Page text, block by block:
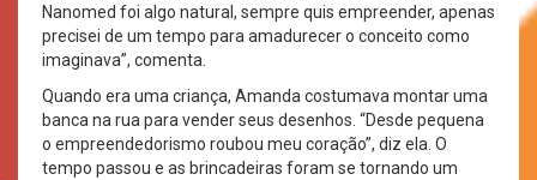
Nanomed foi algo natural, sempre quis empreender, apenas
precisei de um tempo para amadurecer o conceito como
imaginava”, comenta.
Quando era uma criança, Amanda costumava montar uma
banca na rua para vender seus desenhos. “Desde pequena
o empreendedorismo roubou meu coração”, diz ela. O
tempo passou e as brincadeiras foram se tornando um